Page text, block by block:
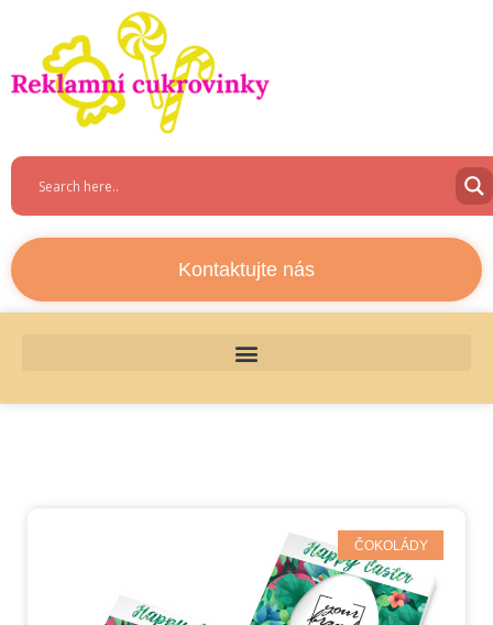
Kontaktujte nás
ČOKOLÁDY